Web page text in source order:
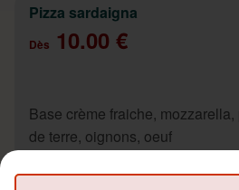
Pizza sardaigna
Dès 10.00 €
Base crème fraiche,
de terre, oignons, oeuf